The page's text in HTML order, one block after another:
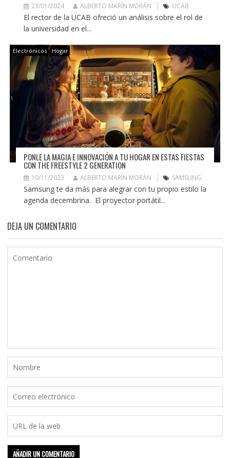
23/01/2024 ALBERTO MARÍN MORÁN UCAB
El rector de la UCAB ofreció un análisis sobre el rol de
la universidad en el...
Electrónicos Hogar
PONLE LA MAGIA E INNOVACIÓN A TU HOGAR EN ESTAS FIESTAS
CON THE FREESTYLE 2 GENERATION
10/11/2023 ALBERTO MARÍN MORÁN SAMSUNG
Samsung te da más para alegrar con tu propio estilo la
agenda decembrina. El proyector portátil...
DEJA UN COMENTARIO